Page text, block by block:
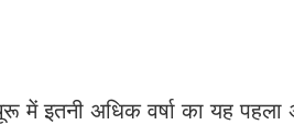
में इतनी अधिक वर्षा का यह